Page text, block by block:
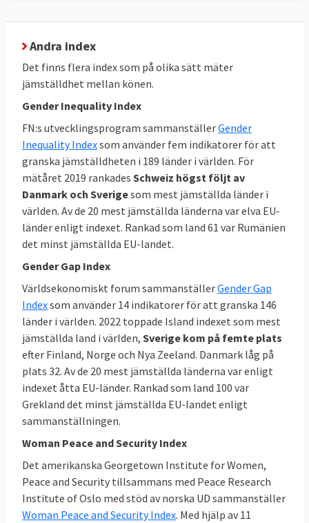
kvinnliga parlamentariker.
Andra index
Det finns flera index som på olika sätt mäter
jämställdhet mellan könen.
Gender Inequality Index
FN:s utvecklingsprogram sammanställerGender
Inequality Indexsom använder fem indikatorer för att
granska jämställdheten i 189 länder i världen. För
mätåret 2019 rankades Schweiz högst följt av
Danmark och Sverigesom mest jämställda länder i
världen. Av de 20 mest jämställda länderna var elva EU-
länder enligt indexet. Rankad som land 61 var Rumänien
det minst jämställda EU-landet.
Gender Gap Index
Världsekonomiskt forum sammanställerGender Gap
Indexsom använder 14 indikatorer för att granska 146
länder i världen. 2022 toppade Island indexet som mest
jämställda land i världen, Sverige kom på femte plats
efter Finland, Norge och Nya Zeeland. Danmark låg på
plats 32. Av de 20 mest jämställda länderna var enligt
indexet åtta EU-länder. Rankad som land 100 var
Grekland det minst jämställda EU-landet enligt
sammanställningen.
Woman Peace and Security Index
Det amerikanska Georgetown Institute for Women,
Peace and Security tillsammans med Peace Research
Institute of Oslo med stöd av norska UD sammanställer
Woman Peace and Security Index. Med hjälp av 11